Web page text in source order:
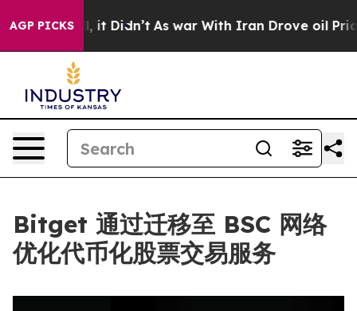
AGP PICKS
Well, it Didn’t As war With Iran Drove oil Prices
Bitget 通过迁移至 BSC 网络
优化代币化股票交易服务